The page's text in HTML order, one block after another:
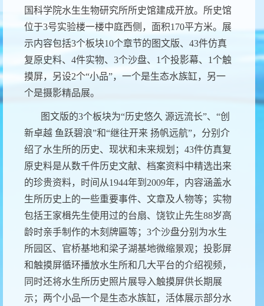
国科学院水生生物研究所所史馆建成开放。所史馆
位于3号实验楼一楼中庭西侧，面积170平方米。展
示内容包括3个板块10个章节的图文版、 43件仿真
复原史料、 4件实物、 3个沙盘、 1个投影幕、 1个触
摸屏，另设2个“小品”，一个是生态水族缸，另一
个是摄影精品展。
图文版的3个板块为“历史悠久 源远流长”、 “创
新卓越 鱼跃碧浪”和“继往开来 扬帆远航”，分别介
绍了水生所的历史、现状和未来规划； 43件仿真复
原史料是从数千件历史文献、档案资料中精选出来
的珍贵资料，时间从1944年到 2009年，内容涵盖水
生所历史上的一些重要事件、文章及人物等；实物
包括王家楫先生使用过的台扇、饶钦止先生88岁高
龄时亲手制作的木刻牌匾等； 3个沙盘分别为水生
所园区、官桥基地和梁子湖基地微缩景观；投影屏
和触摸屏循环播放水生所和几大平台的介绍视频，
同时还将水生所历史照片展导入触摸屏供长期展
示；两个小品一个是生态水族缸，活体展示部分水